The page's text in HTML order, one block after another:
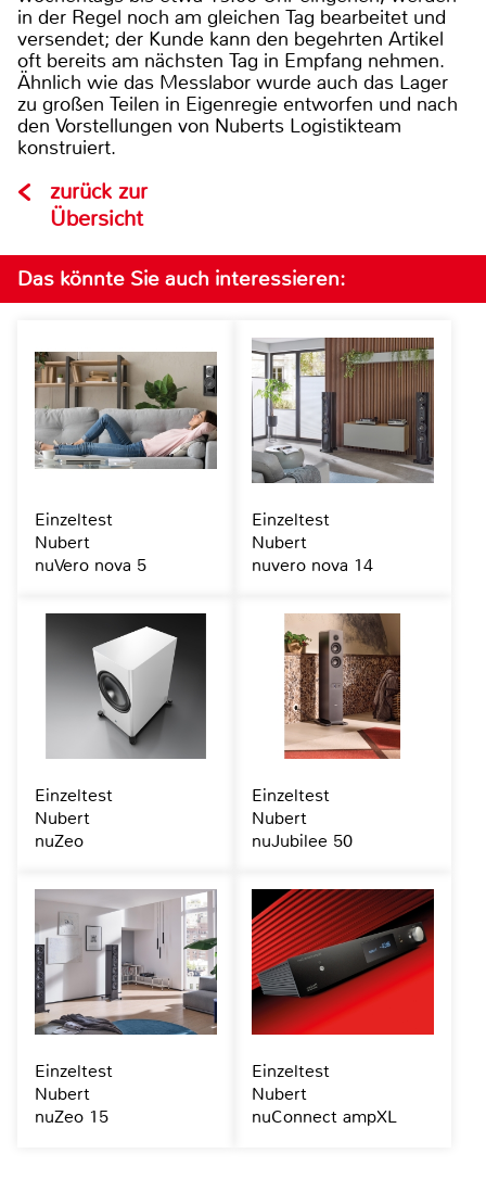
in der Regel noch am gleichen Tag bearbeitet und
versendet; der Kunde kann den begehrten Artikel
oft bereits am nächsten Tag in Empfang nehmen.
Ähnlich wie das Messlabor wurde auch das Lager
zu großen Teilen in Eigenregie entworfen und nach
den Vorstellungen von Nuberts Logistikteam
konstruiert.
zurück zur
Übersicht
Das könnte Sie auch interessieren:
Einzeltest
Nubert
nuVero nova 5
Einzeltest
Nubert
nuvero nova 14
Einzeltest
Nubert
nuZeo
Einzeltest
Nubert
nuJubilee 50
Einzeltest
Nubert
nuZeo 15
Einzeltest
Nubert
nuConnect ampXL